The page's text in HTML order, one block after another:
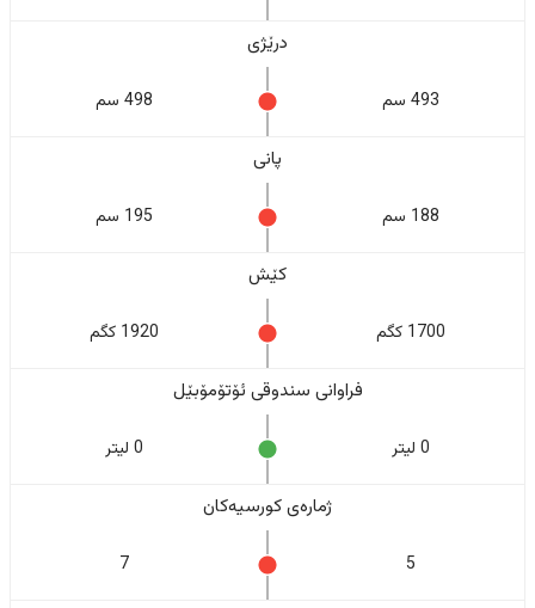
درێژی
493 سم 498 سم
پانی
188 سم 195 سم
کێش
1700 کگم 1920 کگم
فراوانی سندوقی ئۆتۆمۆبێل
0 لیتر 0 لیتر
ژمارەی کورسیەکان
5
7